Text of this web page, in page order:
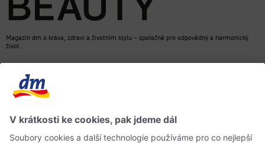
Magazín dm o kráse, zdraví a životním stylu – společně pro odpovědný a harmonický
život.